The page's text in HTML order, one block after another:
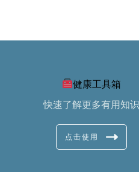
健康工具箱
快速了解更多有用知识
点击使用